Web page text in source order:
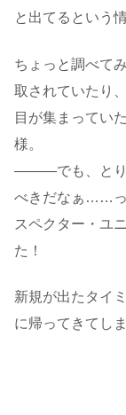
と出てるという
ちょっと調べて
取されていたり
目が集まってい
様。
―――でも、とり
べきだなぁ……っ
スペクター・ユ
た！
新規が出たタイ
に帰ってきてし